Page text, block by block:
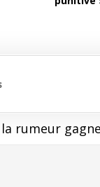
rumeur